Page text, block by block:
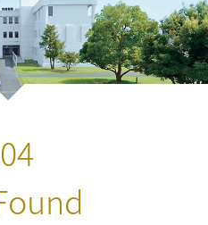
リシー
情報
ス・施設
学科
の紹介
インコース
学科
の紹介
紹介
実績
ア教育
ログラム
・留学
・留学
生活
生活
ビュー